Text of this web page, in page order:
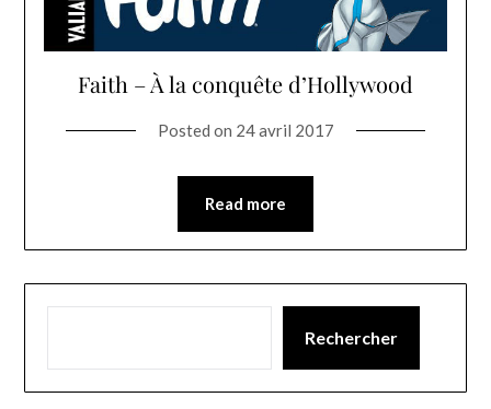
Faith – À la conquête d’Hollywood
Posted on 24 avril 2017
Read more
Rechercher